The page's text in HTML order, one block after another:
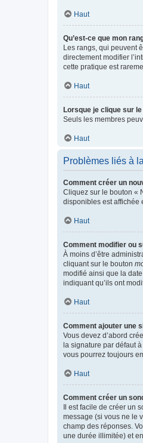
Haut
Qu’est-ce que mon
Les rangs, qui peuvent
directement modifier
cette pratique est
Haut
Lorsque je clique sur le
Seuls les membres
Haut
Problèmes liés à
Comment créer un
Cliquez sur le bouton «
disponibles est affichée
Haut
Comment modifier ou
À moins d’être
cliquant sur le bouton
modifié ainsi que la
indiquant qu’ils ont
Haut
Comment ajouter une
Vous devez d’abord
la signature par défaut
vous pourrez toujours
Haut
Comment créer un
Il est facile de créer un
message (si vous ne le
champ des réponses.
une durée illimitée) et